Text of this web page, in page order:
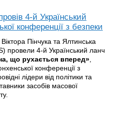
4-й Український
конференції з безпеки
Пінчука та Ялтинська
провели 4-й Український ланч
що рухається вперед»
конференції з
лідери від політики та
засобів масової